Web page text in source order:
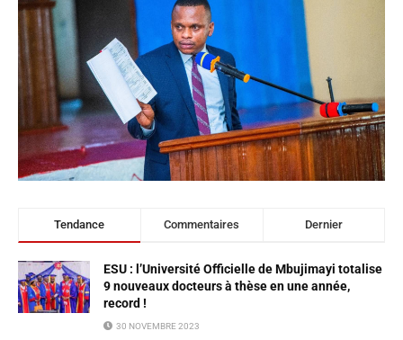
Tendance Commentaires Dernier
ESU : l’Université Officielle de Mbujimayi totalise
9 nouveaux docteurs à thèse en une année,
record !
30 NOVEMBRE 2023